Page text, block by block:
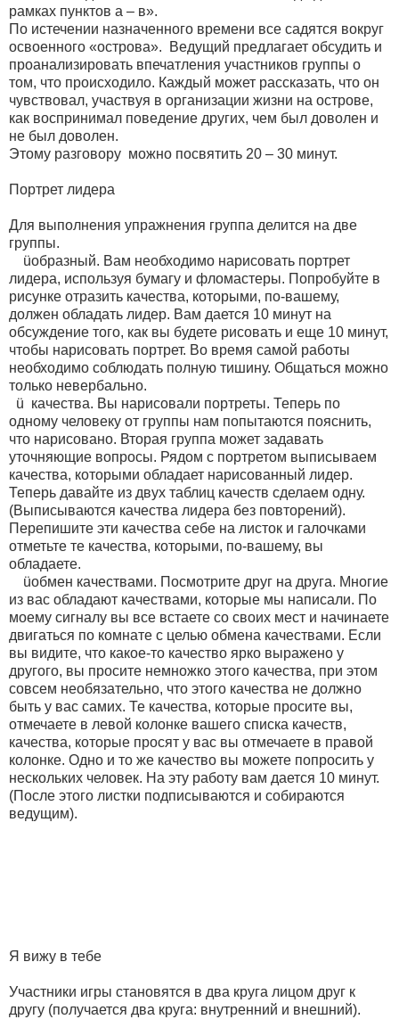
рамках пунктов а – в».
По истечении назначенного времени все садятся вокруг
освоенного «острова». Ведущий предлагает обсудить и
проанализировать впечатления участников группы о
том, что происходило. Каждый может рассказать, что он
чувствовал, участвуя в организации жизни на острове,
как воспринимал поведение других, чем был доволен и
не был доволен.
Этому разговору можно посвятить 20 – 30 минут.
Портрет лидера
Для выполнения упражнения группа делится на две
группы.
üобразный. Вам необходимо нарисовать портрет
лидера, используя бумагу и фломастеры. Попробуйте в
рисунке отразить качества, которыми, по-вашему,
должен обладать лидер. Вам дается 10 минут на
обсуждение того, как вы будете рисовать и еще 10 минут,
чтобы нарисовать портрет. Во время самой работы
необходимо соблюдать полную тишину. Общаться можно
только невербально.
ü качества. Вы нарисовали портреты. Теперь по
одному человеку от группы нам попытаются пояснить,
что нарисовано. Вторая группа может задавать
уточняющие вопросы. Рядом с портретом выписываем
качества, которыми обладает нарисованный лидер.
Теперь давайте из двух таблиц качеств сделаем одну.
(Выписываются качества лидера без повторений).
Перепишите эти качества себе на листок и галочками
отметьте те качества, которыми, по-вашему, вы
обладаете.
üобмен качествами. Посмотрите друг на друга. Многие
из вас обладают качествами, которые мы написали. По
моему сигналу вы все встаете со своих мест и начинаете
двигаться по комнате с целью обмена качествами. Если
вы видите, что какое-то качество ярко выражено у
другого, вы просите немножко этого качества, при этом
совсем необязательно, что этого качества не должно
быть у вас самих. Те качества, которые просите вы,
отмечаете в левой колонке вашего списка качеств,
качества, которые просят у вас вы отмечаете в правой
колонке. Одно и то же качество вы можете попросить у
нескольких человек. На эту работу вам дается 10 минут.
(После этого листки подписываются и собираются
ведущим).
Я вижу в тебе
Участники игры становятся в два круга лицом друг к
другу (получается два круга: внутренний и внешний).